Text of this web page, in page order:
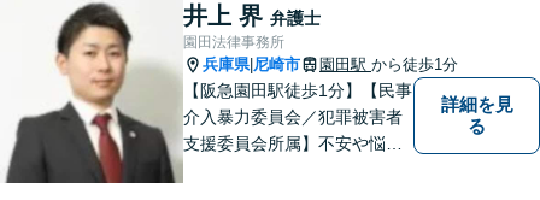
井上 界 弁護士
園田法律事務所
兵庫県| 尼崎市 園田駅 から徒歩1分
【阪急園田駅徒歩1分】【民事
介入暴力委員会／犯罪被害者
支援委員会所属】不安や悩み
詳細を見
る